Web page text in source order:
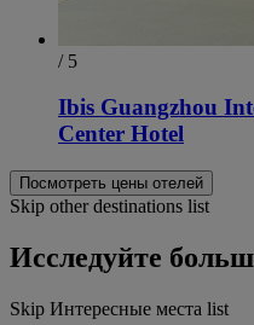
/ 5
Ibis Guangzhou
Center Hotel
Посмотреть цены отелей
Skip other destinations list
Исследуйте
Skip Интересные места list